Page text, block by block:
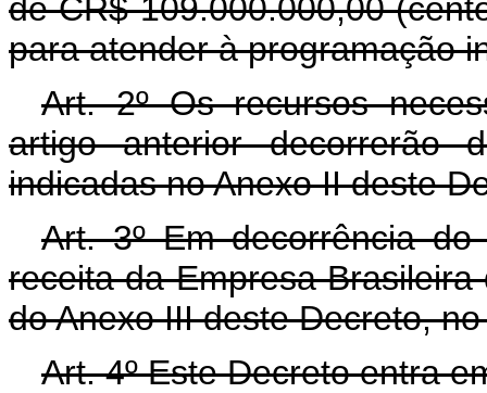
de CR$ 109.000.000,00
para atender à programação
Art. 2º Os recursos
artigo anterior decorrerão
indicadas no Anexo II deste
Art. 3º Em decorrência
receita da Empresa
do Anexo III deste Decreto,
Art. 4º Este Decreto entra